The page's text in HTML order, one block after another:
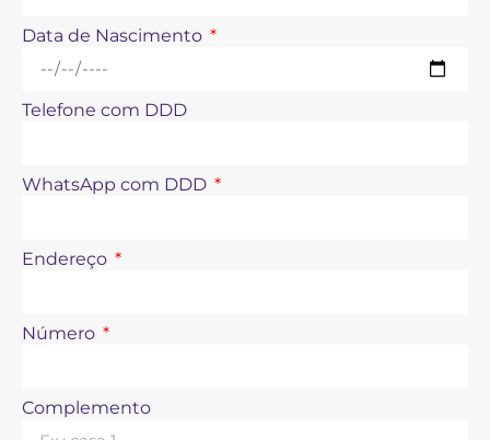
Data de Nascimento
Telefone com DDD
WhatsApp com DDD
Endereço
Número
Complemento